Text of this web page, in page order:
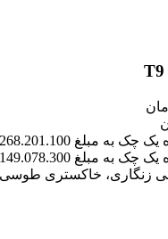
زنگاری، خاکستری